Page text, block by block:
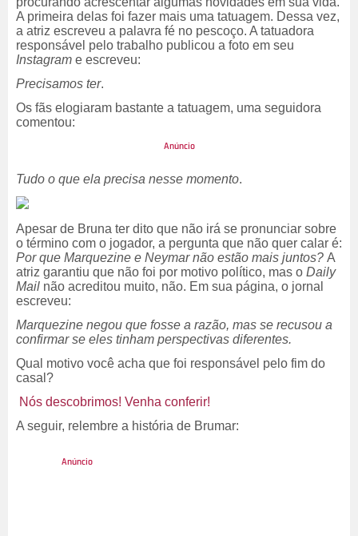
A primeira delas foi fazer mais uma tatuagem. Dessa vez,
a atriz escreveu a palavra fé no pescoço. A tatuadora
responsável pelo trabalho publicou a foto em seu
Instagram e escreveu:
Precisamos ter.
Os fãs elogiaram bastante a tatuagem, uma seguidora
comentou:
Tudo o que ela precisa nesse momento.
Apesar de Bruna ter dito que não irá se pronunciar sobre
o término com o jogador, a pergunta que não quer calar é:
Por que Marquezine e Neymar não estão mais juntos? A
atriz garantiu que não foi por motivo político, mas o Daily
Mail não acreditou muito, não. Em sua página, o jornal
escreveu:
Marquezine negou que fosse a razão, mas se recusou a
confirmar se eles tinham perspectivas diferentes.
Qual motivo você acha que foi responsável pelo fim do
casal?
Nós descobrimos! Venha conferir!
A seguir, relembre a história de Brumar: